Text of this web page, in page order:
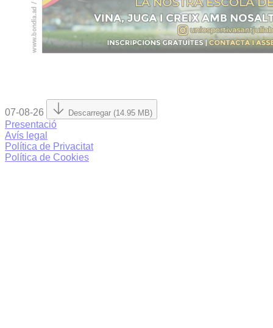
07-08-26 Descarregar (14.95 MB)
Presentació
Avís legal
Política de Privacitat
Política de Cookies